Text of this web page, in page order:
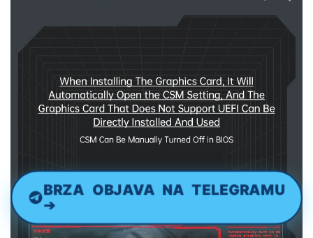
BRZA OBJAVA NA TELEGRAMU
➔